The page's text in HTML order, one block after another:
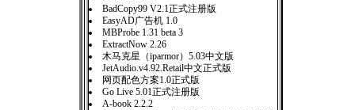
BadCopy99 V2.1正式注册版
EasyAD广告机 1.0
MBProbe 1.31 beta 3
ExtractNow 2.26
木马克星（iparmor）5.03中文版
JetAudio.v4.92.Retail中文正式版
网页配色方案1.0正式版
Go Live 5.01正式注册版
A-book 2.2.2